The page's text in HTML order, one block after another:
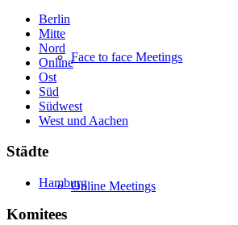
Face to face Meetings
Online Meetings
Berlin
Mitte
Nord
Online
Ost
Süd
Südwest
West und Aachen
Städte
Hamburg
Komitees